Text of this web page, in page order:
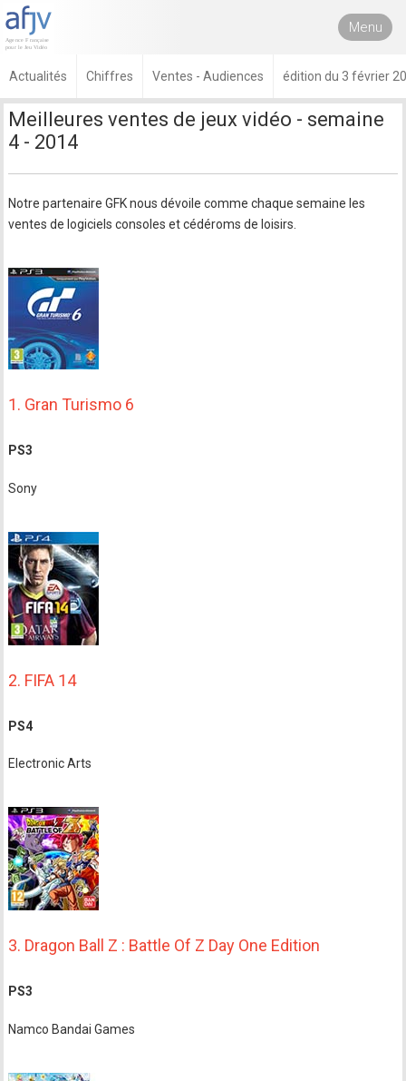
Menu
Actualités Chiffres Ventes - Audiences édition du 3 février
Meilleures ventes de jeux vidéo - semaine
4 - 2014
Notre partenaire GFK nous dévoile comme chaque semaine les
ventes de logiciels consoles et cédéroms de loisirs.
1. Gran Turismo 6
PS3
Sony
2. FIFA 14
PS4
Electronic Arts
3. Dragon Ball Z : Battle Of Z Day One Edition
PS3
Namco Bandai Games